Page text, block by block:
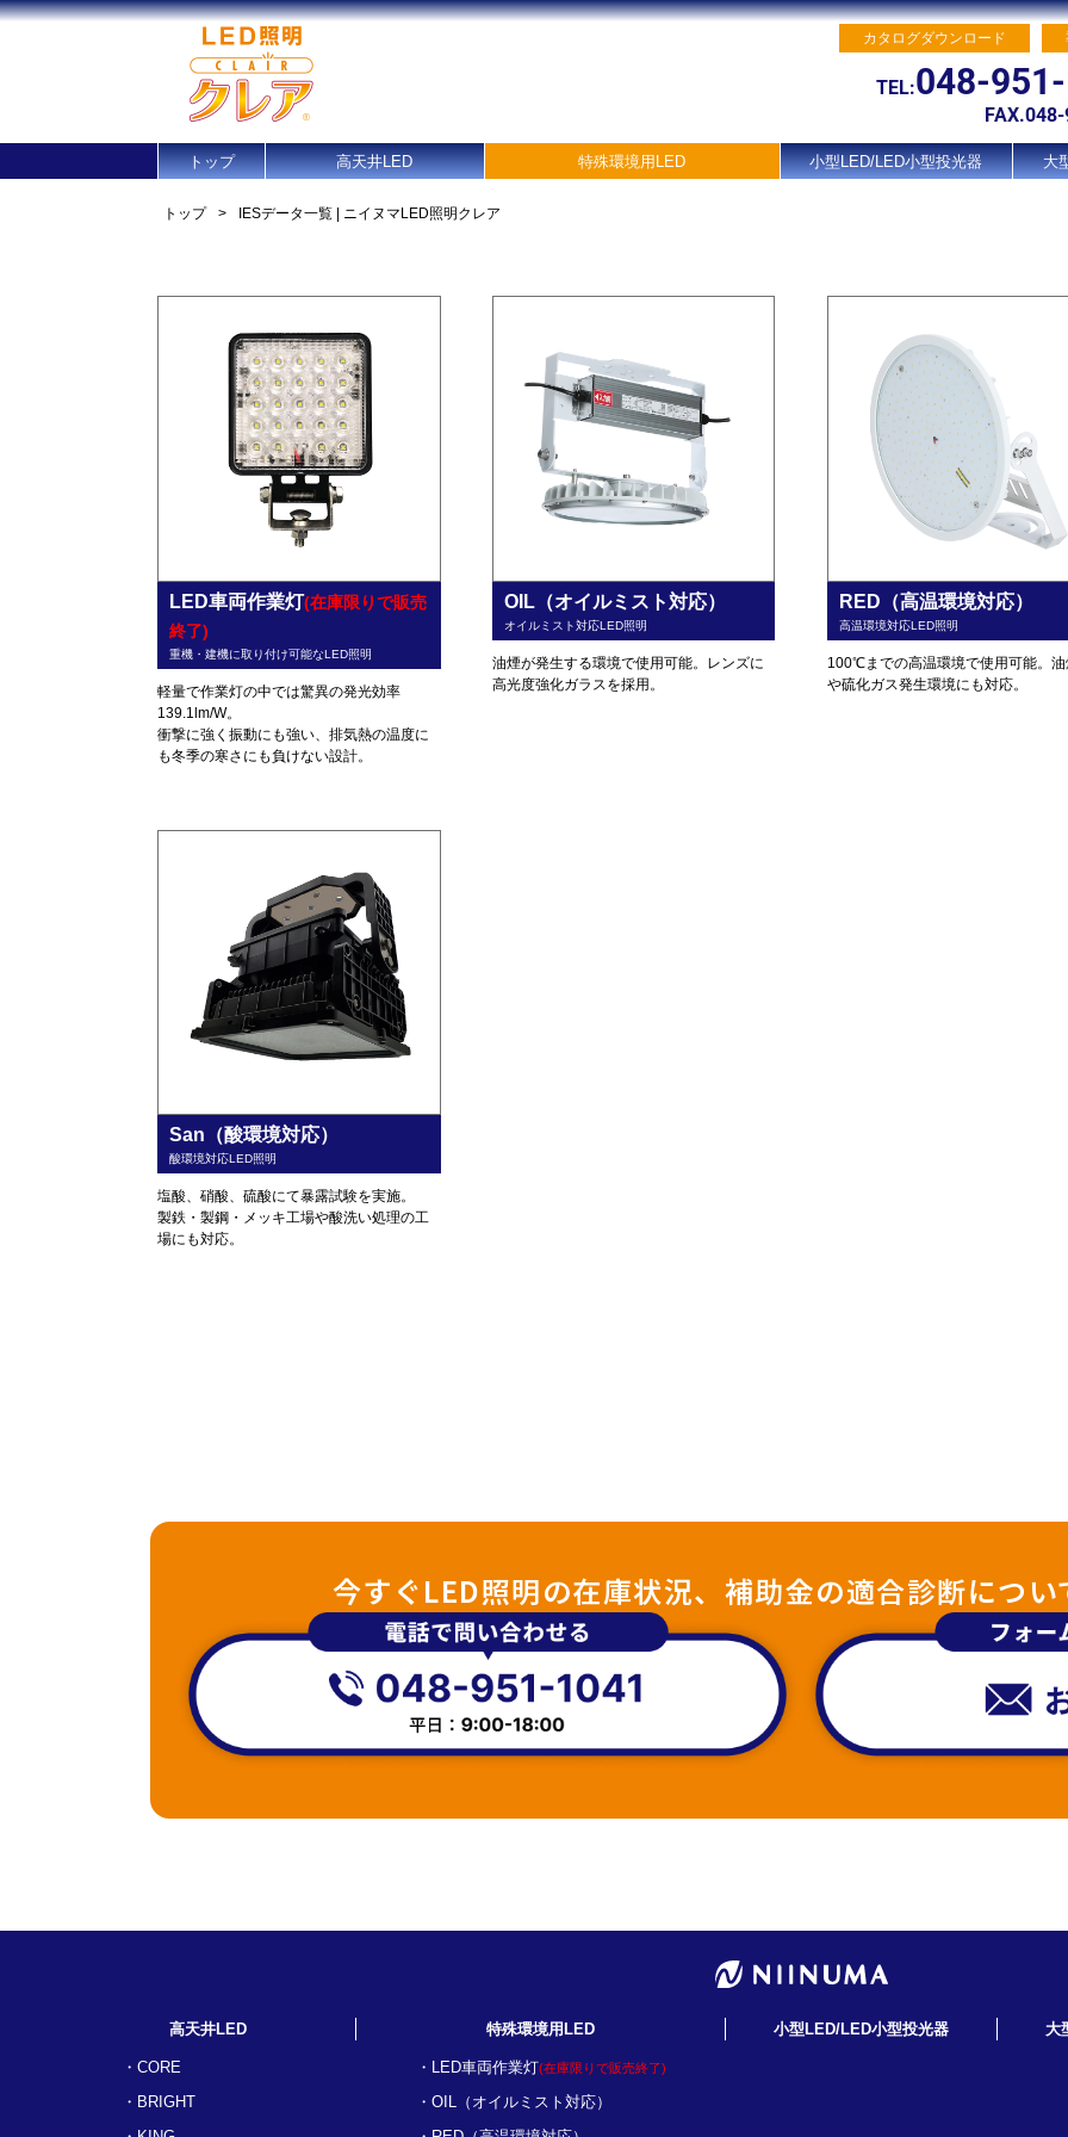
カタログダウンロード
TEL:048-
トップ 高天井LED 特殊環境用LED 小型LED/LED小型投光器 大
トップ > IESデータ一覧 | ニイヌマLED照明クレア
LED車両作業灯(在庫限りで販売
終了)
重機・建機に取り付け可能なLED照明
軽量で作業灯の中では驚異の発光効率
139.1lm/W。
衝撃に強く振動にも強い、排気熱の温度に
も冬季の寒さにも負けない設計。
OIL（オイルミスト対応）
オイルミスト対応LED照明
油煙が発生する環境で使用可能。レンズに
高光度強化ガラスを採用。
RED（高温環境対応）
高温環境対応LED照明
100℃までの高温環境で使用可能。油
や硫化ガス発生環境にも対応。
San（酸環境対応）
酸環境対応LED照明
塩酸、硝酸、硫酸にて暴露試験を実施。
製鉄・製鋼・メッキ工場や酸洗い処理の工
場にも対応。
今すぐLED照明の在庫状況、補助金の適合診断につい
高天井LED
CORE
BRIGHT
特殊環境用LED
LED車両作業灯(在庫限りで販売終了)
OIL（オイルミスト対応）
小型LED/LED小型投光器 大